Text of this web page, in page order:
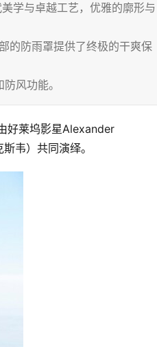
学与卓越工艺，优雅的廓形与
的防雨罩提供了终极的干爽保
风功能。
好莱坞影星Alexander
韦）共同演绎。